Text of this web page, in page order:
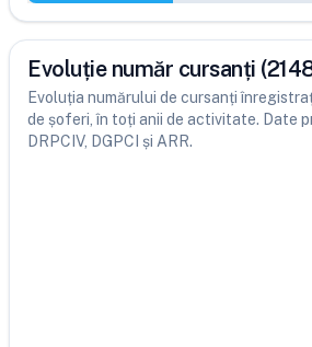
Evoluție număr cursanți
Evoluția numărului de cursanți
de șoferi, în toți anii de activitate. Date
DRPCIV, DGPCI și ARR.